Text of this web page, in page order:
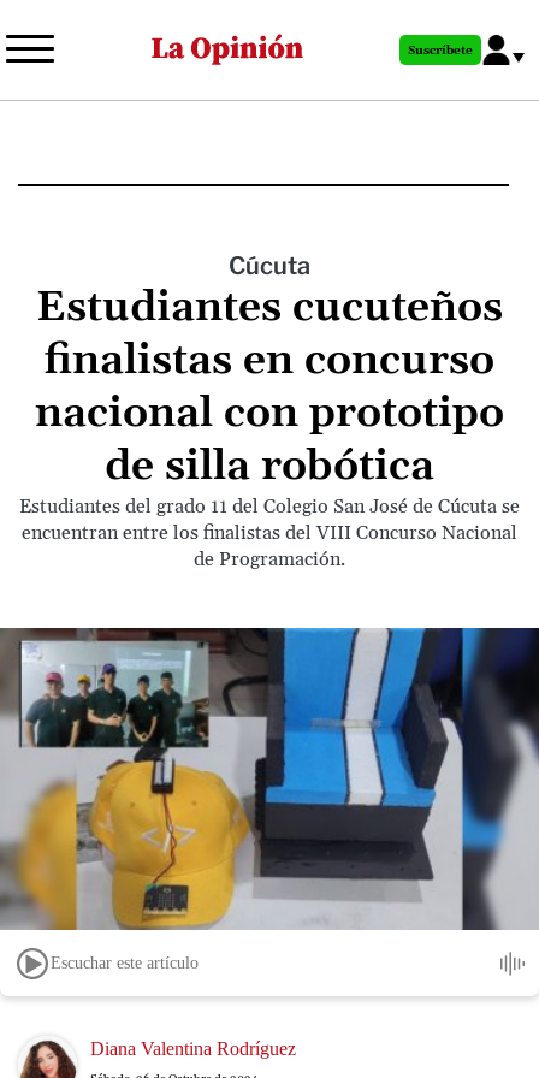
al
principal
Suscríbete
Cúcuta
Estudiantes cucuteños
finalistas en concurso
nacional con prototipo
de silla robótica
Estudiantes del grado 11 del Colegio San José de Cúcuta se
encuentran entre los finalistas del VIII Concurso Nacional
de Programación.
Escuchar este artículo
Image Diana Valentina Rodríguez